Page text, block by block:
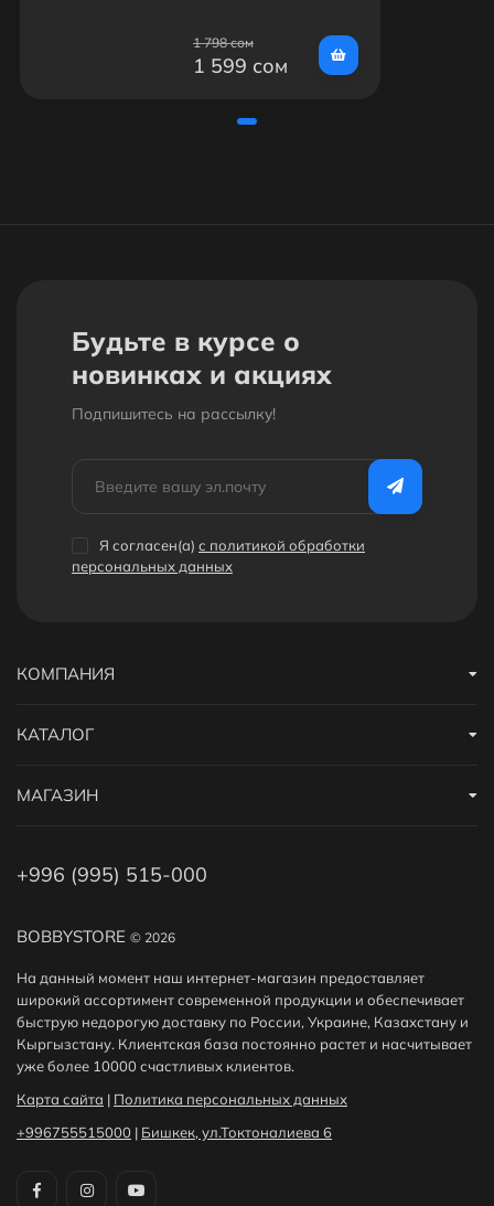
1 798 сом
1 599 сом
Будьте в курсе о
новинках и акциях
Подпишитесь на рассылкy!
Я согласен(a) с политикой обработки
персональных данных
BOBBYSTORE © 2026
На данный момент наш интернет-магазин предоставляет
широкий ассортимент современной продукции и обеспечивает
быструю недорогую доставку по России, Украине, Казахстану и
Кыргызстану. Клиентская база постоянно растет и насчитывает
уже более 10000 счастливых клиентов.
Карта сайта | Политика персональных данных
+996755515000 | Бишкек, ул.Токтоналиева 6
КОМПАНИЯ
КАТАЛОГ
МАГАЗИН
+996 (995) 515-000